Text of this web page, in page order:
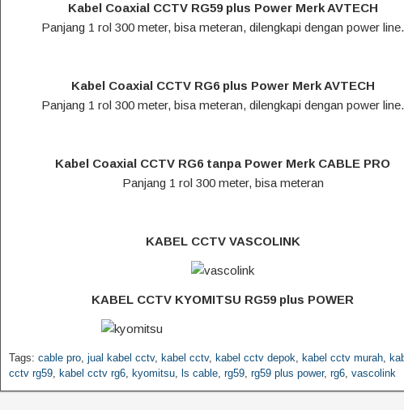
Kabel Coaxial CCTV RG59 plus Power Merk AVTECH
Panjang 1 rol 300 meter, bisa meteran, dilengkapi dengan power line.
Kabel Coaxial CCTV RG6 plus Power Merk AVTECH
Panjang 1 rol 300 meter, bisa meteran, dilengkapi dengan power line.
Kabel Coaxial CCTV RG6 tanpa Power Merk CABLE PRO
Panjang 1 rol 300 meter, bisa meteran
KABEL CCTV VASCOLINK
KABEL CCTV KYOMITSU RG59 plus POWER
Tags: cable pro, jual kabel cctv, kabel cctv, kabel cctv depok, kabel cctv murah,
cctv rg59, kabel cctv rg6, kyomitsu, ls cable, rg59, rg59 plus power, rg6, vascolink